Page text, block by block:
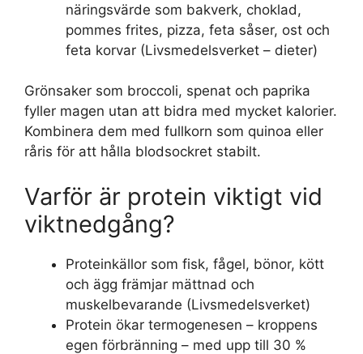
näringsvärde som bakverk, choklad,
pommes frites, pizza, feta såser, ost och
feta korvar (Livsmedelsverket – dieter)
Grönsaker som broccoli, spenat och paprika
fyller magen utan att bidra med mycket kalorier.
Kombinera dem med fullkorn som quinoa eller
råris för att hålla blodsockret stabilt.
Varför är protein viktigt vid
viktnedgång?
Proteinkällor som fisk, fågel, bönor, kött
och ägg främjar mättnad och
muskelbevarande (Livsmedelsverket)
Protein ökar termogenesen – kroppens
egen förbränning – med upp till 30 %